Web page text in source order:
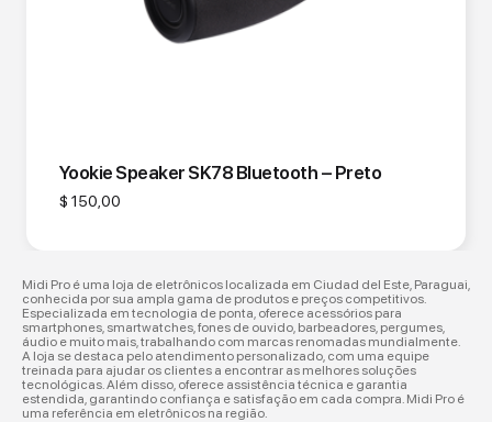
Yookie Speaker SK78 Bluetooth – Preto
$ 150,00
Midi Pro é uma loja de eletrônicos localizada em Ciudad del Este, Paraguai,
conhecida por sua ampla gama de produtos e preços competitivos.
Especializada em tecnologia de ponta, oferece acessórios para
smartphones, smartwatches, fones de ouvido, barbeadores, pergumes,
áudio e muito mais, trabalhando com marcas renomadas mundialmente.
A loja se destaca pelo atendimento personalizado, com uma equipe
treinada para ajudar os clientes a encontrar as melhores soluções
tecnológicas. Além disso, oferece assistência técnica e garantia
estendida, garantindo confiança e satisfação em cada compra. Midi Pro é
uma referência em eletrônicos na região.